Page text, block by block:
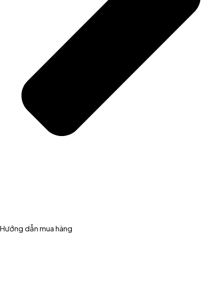
Hướng dẫn mua hàng